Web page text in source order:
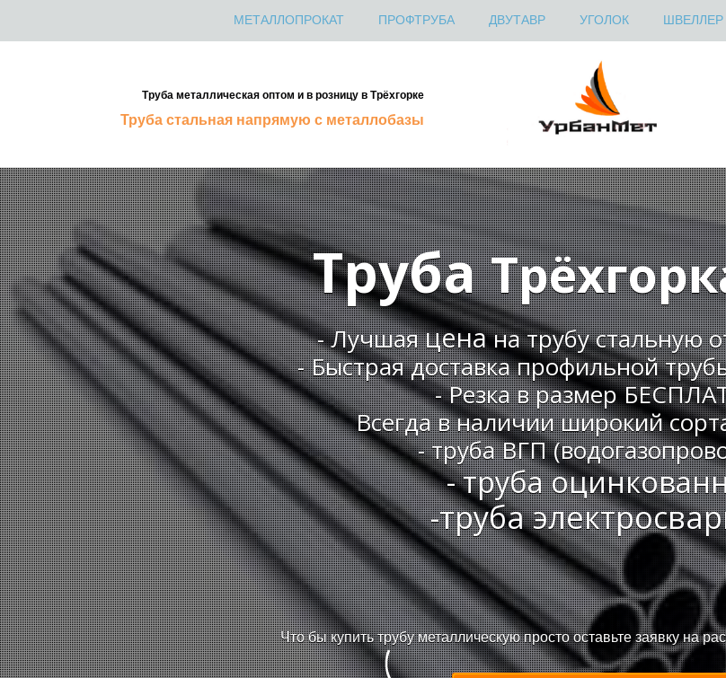
МЕТАЛЛОПРОКАТ ПРОФТРУБА ДВУТАВР УГОЛОК ШВЕЛЛЕР
ПРОФНАСТИЛ
Труба металлическая оптом и в розницу в Трёхгорке
Труба стальная напрямую с металлобазы
Труба
- Лучшаяценана трубу стальную
- Быстрая доставка профильной
- Резка в размер
Всегда в наличии широкий
-труба ВГП
- труба
-труба
Что бы купить трубу металлическую просто оставьте заявку на